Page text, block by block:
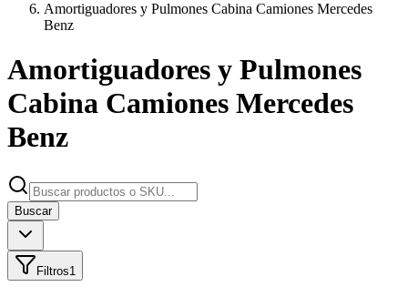
Amortiguadores y Pulmones Cabina Camiones Mercedes
Benz
Amortiguadores y Pulmones
Cabina Camiones Mercedes
Benz
Buscar
Filtros1